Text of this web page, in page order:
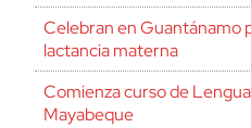
Celebran en Guantánamo
lactancia materna
Comienza curso de
Mayabeque